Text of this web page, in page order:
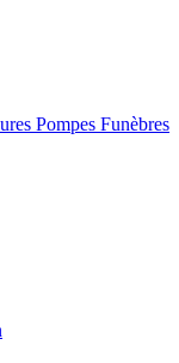
Pompes Funèbres